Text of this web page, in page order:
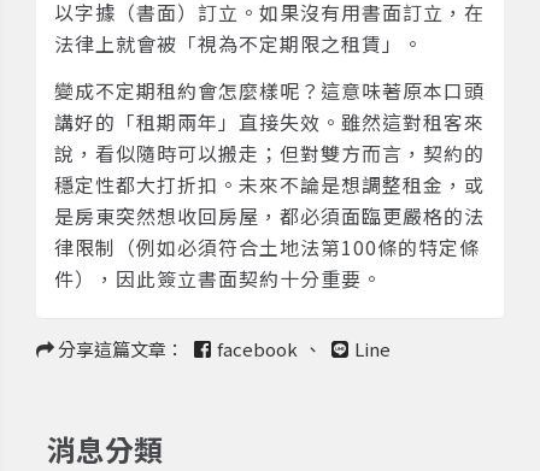
以字據（書面）訂立。如果沒有用書面訂立，在
法律上就會被「視為不定期限之租賃」。
變成不定期租約會怎麼樣呢？這意味著原本口頭
講好的「租期兩年」直接失效。雖然這對租客來
說，看似隨時可以搬走；但對雙方而言，契約的
穩定性都大打折扣。未來不論是想調整租金，或
是房東突然想收回房屋，都必須面臨更嚴格的法
律限制（例如必須符合土地法第100條的特定條
件），因此簽立書面契約十分重要。
分享這篇文章： facebook 、 Line
消息分類